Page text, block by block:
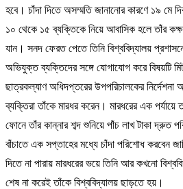
হবে। চাঁদা দিতে অসম্মতি জানানোর কারণে ১৯
১০ থেকে ১৫ ব্যক্তিকে নিয়ে আবাসিক হলে তাঁর
যান। সনদ ফেরত পেতে তিনি বিশ্ববিদ্যালয়
অভিযুক্ত ব্যক্তিদের সঙ্গে যোগাযোগ করে বিষয়টি
ছাত্রকল্যাণ অধিদপ্তরের উপপরিচালকের
ব্যক্তিরা তাঁকে মারধর করেন। মারধরের এক পর্যায়ে
ফোনে তাঁর কান্নার শব্দ শুনিয়ে পাঁচ লাখ টাকা
বাঁচাতে এক সপ্তাহের মধ্যে চাঁদা পরিশোধ করবেন
দিতে না পারায় মারধরের ভয়ে তিনি আর কখনো
শেষ না করেই তাঁকে বিশ্ববিদ্যালয় ছাড়তে হয়।